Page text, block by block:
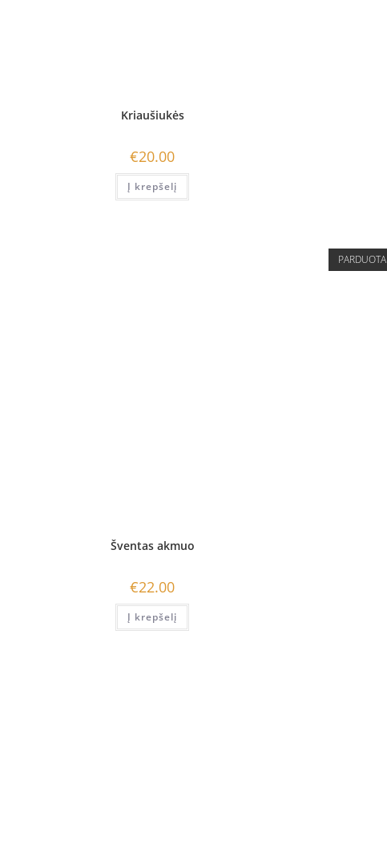
Kriaušiukės
€20.00
Į krepšelį
Šventas akmuo
€22.00
Į krepšelį
PARDUOTA